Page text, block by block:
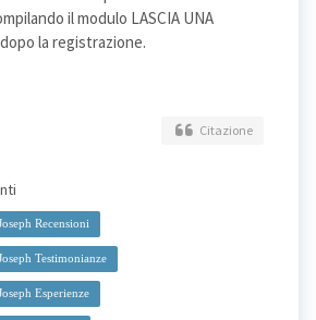
il modulo LASCIA UNA
la registrazione.
Citazione
Recensioni
Testimonianze
Esperienze